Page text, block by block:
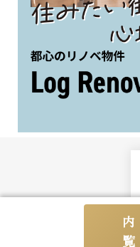
株式会社
内
覧